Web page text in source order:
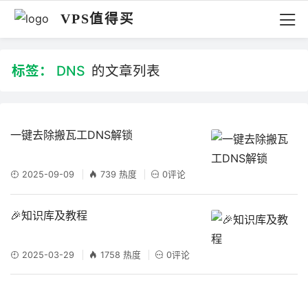
VPS值得买
标签： DNS 的文章列表
一键去除搬瓦工DNS解锁
2025-09-09 739 热度 0评论
🎉知识库及教程
2025-03-29 1758 热度 0评论